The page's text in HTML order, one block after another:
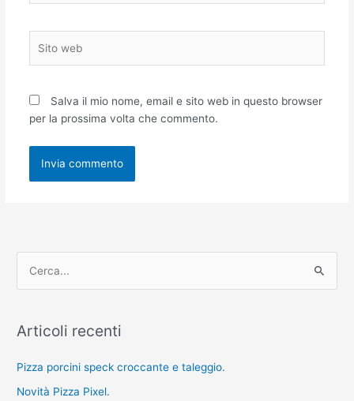
web
Salva il mio nome, email e sito web in questo browser
per la prossima volta che commento.
cArticoli recenti
Pizza porcini speck croccante e taleggio.
Novità Pizza Pixel.